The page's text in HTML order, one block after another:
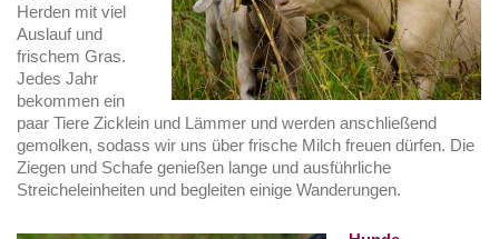
Herden mit viel
Auslauf und
frischem Gras.
Jedes Jahr
bekommen ein
paar Tiere Zicklein und Lämmer und werden anschließend
gemolken, sodass wir uns über frische Milch freuen dürfen. Die
Ziegen und Schafe genießen lange und ausführliche
Streicheleinheiten und begleiten einige Wanderungen.